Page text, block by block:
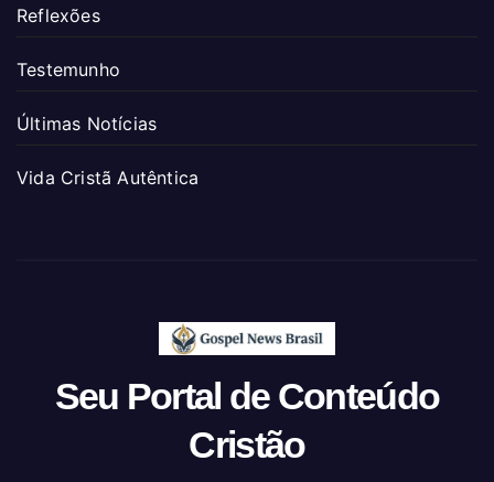
Reflexões
Testemunho
Últimas Notícias
Vida Cristã Autêntica
Seu Portal de Conteúdo
Cristão